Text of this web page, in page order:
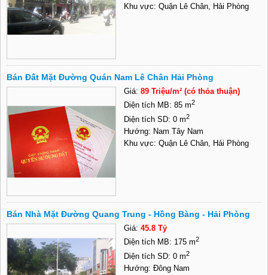
Khu vực: Quận Lê Chân, Hải Phòng
Bán Đất Mặt Đường Quán Nam Lê Chân Hải Phòng
Giá: 89 Triệu/m² (có thỏa thuận)
Diện tích MB: 85 m2
Diện tích SD: 0 m2
Hướng: Nam Tây Nam
Khu vực: Quận Lê Chân, Hải Phòng
Bán Nhà Mặt Đường Quang Trung - Hồng Bàng - Hải Phòng
Giá: 45.8 Tỷ
Diện tích MB: 175 m2
Diện tích SD: 0 m2
Hướng: Đông Nam